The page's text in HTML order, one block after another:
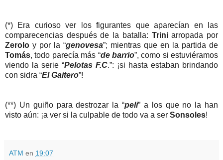
(*) Era curioso ver los figurantes que aparecían en las
comparecencias después de la batalla: Triniarropada por
Zerolo y por la “genovesa”; mientras que en la partida de
Tomás, todo parecía más “de barrio”, como si estuviéramos
viendo la serie “Pelotas F.C.”: ¡si hasta estaban brindando
con sidra “El Gaitero”!
(**) Un guiño para destrozar la “peli” a los que no la han
visto aún: ¡a ver si la culpable de todo va a ser Sonsoles!
ATM en 19:07